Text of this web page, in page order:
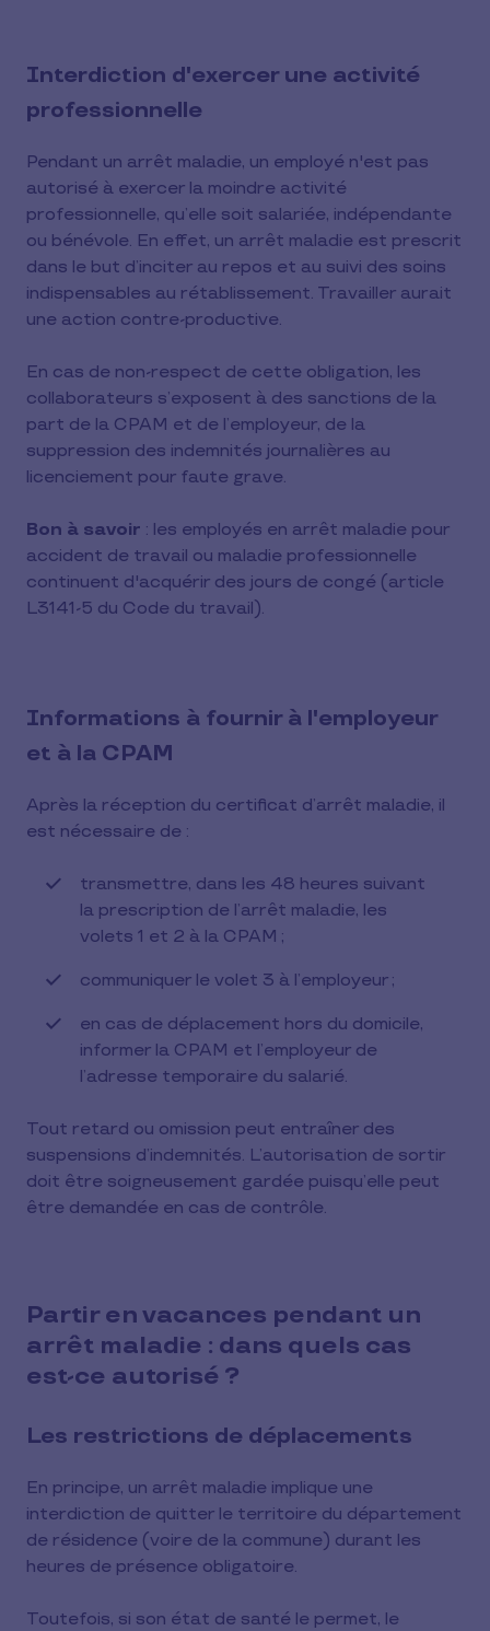
Interdiction d'exercer une activité
professionnelle
Pendant un arrêt maladie, un employé n'est pas
autorisé à exercer la moindre activité
professionnelle, qu’elle soit salariée, indépendante
ou bénévole. En effet, un arrêt maladie est prescrit
dans le but d’inciter au repos et au suivi des soins
indispensables au rétablissement. Travailler aurait
une action contre-productive.
En cas de non-respect de cette obligation, les
collaborateurs s’exposent à des sanctions de la
part de la CPAM et de l’employeur, de la
suppression des indemnités journalières au
licenciement pour faute grave.
Bon à savoir : les employés en arrêt maladie pour
accident de travail ou maladie professionnelle
continuent d'acquérir des jours de congé (article
L3141-5 du Code du travail).
Informations à fournir à l'employeur
et à la CPAM
Après la réception du certificat d’arrêt maladie, il
est nécessaire de :
transmettre, dans les 48 heures suivant
la prescription de l’arrêt maladie, les
volets 1 et 2 à la CPAM ;
communiquer le volet 3 à l’employeur ;
en cas de déplacement hors du domicile,
informer la CPAM et l’employeur de
l’adresse temporaire du salarié.
Tout retard ou omission peut entraîner des
suspensions d’indemnités. L’autorisation de sortir
doit être soigneusement gardée puisqu’elle peut
être demandée en cas de contrôle.
Partir en vacances pendant un
arrêt maladie : dans quels cas
est-ce autorisé ?
Les restrictions de déplacements
En principe, un arrêt maladie implique une
interdiction de quitter le territoire du département
de résidence (voire de la commune) durant les
heures de présence obligatoire.
Toutefois, si son état de santé le permet, le